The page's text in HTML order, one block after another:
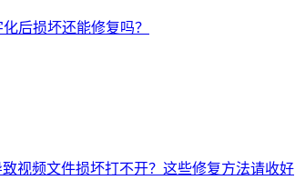
后损坏还能修复吗？
视频文件损坏打不开？这些修复方法请收好